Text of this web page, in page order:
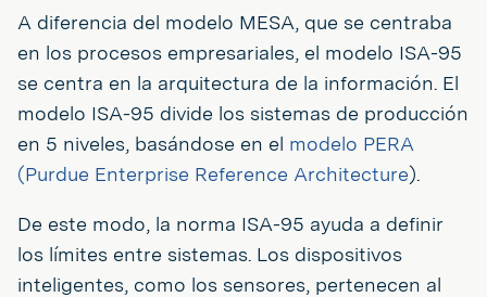
A diferencia del modelo MESA, que se centraba
en los procesos empresariales, el modelo ISA-95
se centra en la arquitectura de la información. El
modelo ISA-95 divide los sistemas de producción
en 5 niveles, basándose en el modelo PERA
(Purdue Enterprise Reference Architecture).
De este modo, la norma ISA-95 ayuda a definir
los límites entre sistemas. Los dispositivos
inteligentes, como los sensores, pertenecen al